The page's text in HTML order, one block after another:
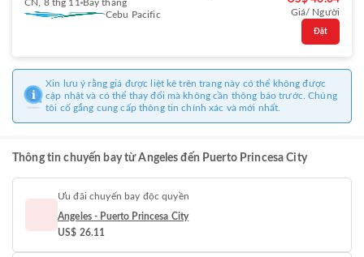
CN, 8 thg 11 Bay thẳng
Cebu Pacific
Giá/ Người
Đặt
Xin lưu ý rằng giá được liệt kê trên trang này có thể không được
cập nhật và có thể thay đổi mà không cần thông báo trước. Chúng
tôi cố gắng cung cấp thông tin chính xác và mới nhất.
Thông tin chuyến bay từ Angeles đến Puerto Princesa City
Ưu đãi chuyến bay độc quyền
Angeles - Puerto Princesa City
US$ 26.11